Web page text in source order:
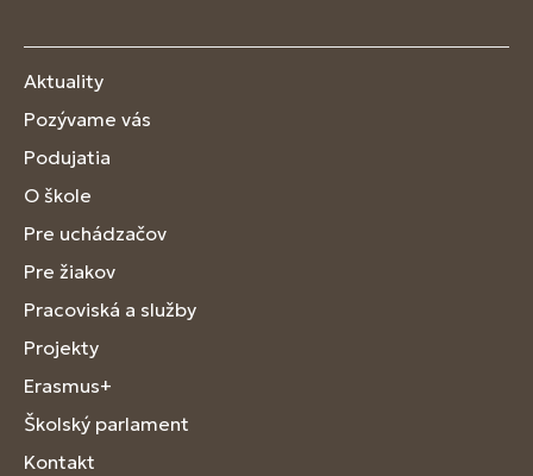
Aktuality
Pozývame vás
Podujatia
O škole
Pre uchádzačov
Pre žiakov
Pracoviská a služby
Projekty
Erasmus+
Školský parlament
Kontakt